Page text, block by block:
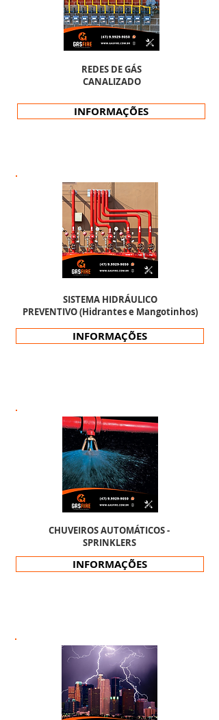
INFORMAÇÕES
REDES DE GÁS
CANALIZADO
INFORMAÇÕES
SISTEMA HIDRÁULICO
PREVENTIVO (Hidrantes e Mangotinhos)
CHUVEIROS AUTOMÁTICOS -
SPRINKLERS
INFORMAÇÕES